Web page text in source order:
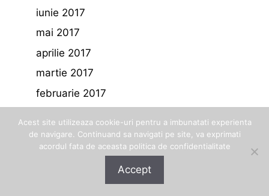
iunie 2017
mai 2017
aprilie 2017
martie 2017
februarie 2017
decembrie 2016
noiembrie 2016
Acest site utilizeaza cookie-uri pentru a imbunatati experienta
de navigare. Continuand sa navigati pe site, va exprimati
acordul fata de aceasta politica de confidentialitate
Accept